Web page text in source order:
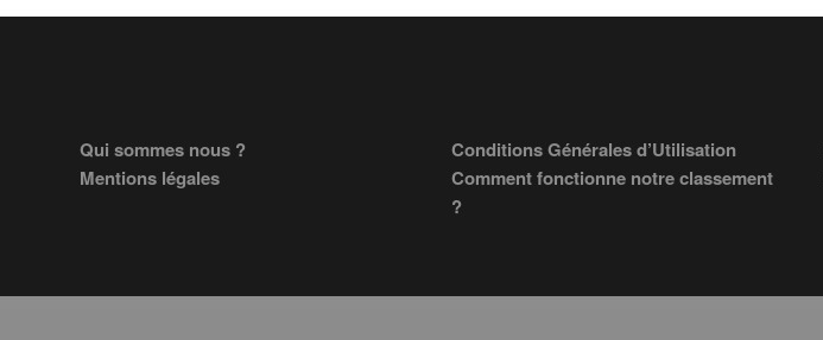
FooterQui sommes nous ?
Mentions légales
Conditions Générales d’Utilisation
Comment fonctionne notre classement
?